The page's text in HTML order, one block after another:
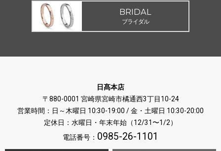
BRIDAL
ブライダル
日髙本店
〒880-0001 宮崎県宮崎市橘通西3丁目10-24
営業時間：日～木曜日 10:30-19:00 / 金・土曜日 10:30-20:00
定休日：水曜日・年末年始（12/31〜1/2）
電話番号： 0985-26-1101